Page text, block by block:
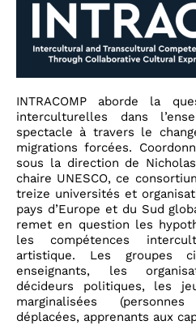
INTRACOMP aborde la
interculturelles dans
spectacle à travers le
migrations forcées.
sous la direction de
chaire UNESCO, ce
treize universités et
pays d’Europe et du Sud
remet en question les
les compétences
artistique. Les groupes
enseignants, les
décideurs politiques, les
marginalisées
déplacées, apprenants aux